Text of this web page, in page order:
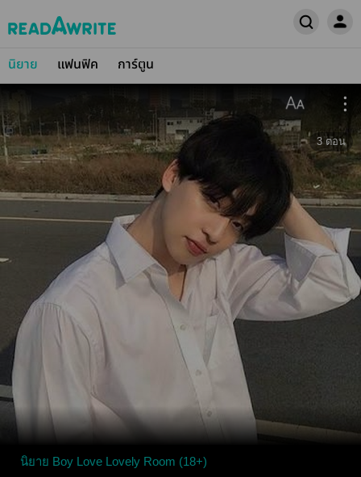
นิยาย แฟนฟิค การ์ตูน
3 ตอน
นิยาย Boy Love Lovely Room (18+)